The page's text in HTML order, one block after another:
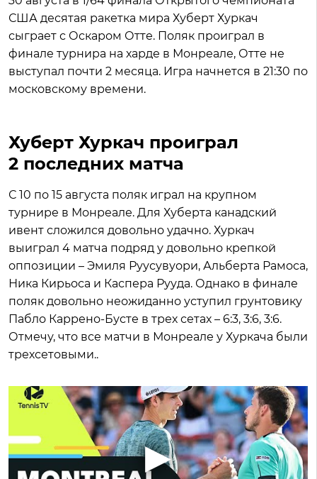
США десятая ракетка мира Хуберт Хуркач
сыграет с Оскаром Отте. Поляк проиграл в
финале турнира на харде в Монреале, Отте не
выступал почти 2 месяца. Игра начнется в 21:30 по
московскому времени.
Хуберт Хуркач проиграл
2 последних матча
С 10 по 15 августа поляк играл на крупном
турнире в Монреале. Для Хуберта канадский
ивент сложился довольно удачно. Хуркач
выиграл 4 матча подряд у довольно крепкой
оппозиции – Эмиля Руусувуори, Альберта Рамоса,
Ника Кирьоса и Каспера Рууда. Однако в финале
поляк довольно неожиданно уступил грунтовику
Пабло Каррено-Бусте в трех сетах – 6:3, 3:6, 3:6.
Отмечу, что все матчи в Монреале у Хуркача были
трехсетовыми..